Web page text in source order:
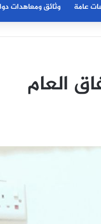
عامة وثائق ومعاهدات
العام